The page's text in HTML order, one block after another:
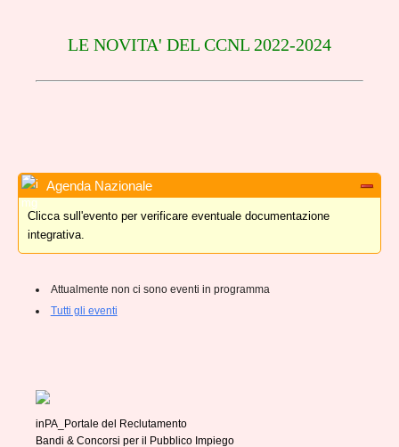
LE NOVITA' DEL CCNL 2022-2024
Agenda Nazionale
Clicca sull'evento per verificare eventuale documentazione
integrativa.
Attualmente non ci sono eventi in programma
Tutti gli eventi
inPA_Portale del Reclutamento
Bandi & Concorsi per il Pubblico Impiego